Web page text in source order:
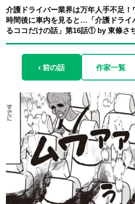
介護ドライバー業界は万年人手不足
時間後に車内を見ると…「介護ドライ
るココだけの話」第16話① by 東條さ
‹ 前の話 作家一覧